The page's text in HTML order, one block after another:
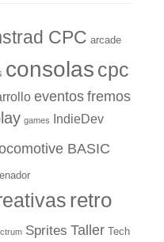
CPC arcade
consolas cpc
eventos fremos
games IndieDev
BASIC
retro
Sprites Taller Tech